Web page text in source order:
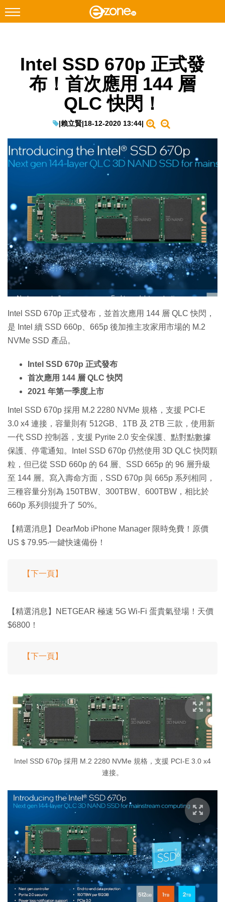
Facebook Instagram
科技焦點
教學評測
EduTech
生成式AI與雲端應用
Enterprise Digital Transformation
特集
Intel SSD 670p 正式發
布！首次應用 144 層
QLC 快閃！
|賴立賢|18-12-2020 13:44|
Intel SSD 670p 正式發布，並首次應用 144 層 QLC 快閃，
是 Intel 續 SSD 660p、665p 後加推主攻家用市場的 M.2
NVMe SSD 產品。
Intel SSD 670p 正式發布
首次應用 144 層 QLC 快閃
2021 年第一季度上市
Intel SSD 670p 採用 M.2 2280 NVMe 規格，支援 PCI-E
3.0 x4 連接，容量則有 512GB、1TB 及 2TB 三款，使用新
一代 SSD 控制器，支援 Pyrite 2.0 安全保護、點對點數據
保護、停電通知。Intel SSD 670p 仍然使用 3D QLC 快閃顆
粒，但已從 SSD 660p 的 64 層、SSD 665p 的 96 層升級
至 144 層。寫入壽命方面，SSD 670p 與 665p 系列相同，
三種容量分別為 150TBW、300TBW、600TBW，相比於
660p 系列則提升了 50%。
【精選消息】DearMob iPhone Manager 限時免費！原價
US＄79.95‧一鍵快速備份！
【下一頁】
【精選消息】NETGEAR 極速 5G Wi-Fi 蛋貴氣登場！天價
$6800！
【下一頁】
Intel SSD 670p 採用 M.2 2280 NVMe 規格，支援 PCI-E 3.0 x4
連接。